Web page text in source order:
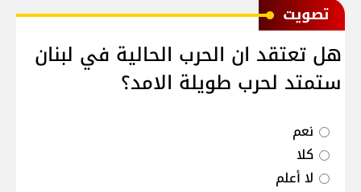
ﺗﺼﻮﻳﺖ
هل تعتقد ان الحرب الحالية في لبنان
ستمتد لحرب طويلة الامد؟
نعم
كلا
لا أعلم